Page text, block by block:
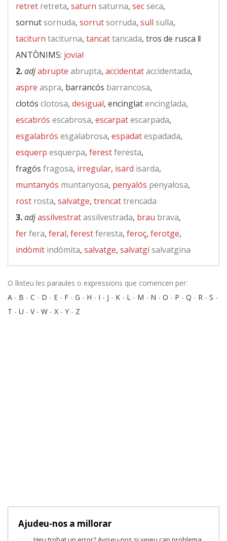
retret retreta, saturn saturna, secseca,
sornutsornuda, sorrutsorruda, sull sulla,
taciturn taciturna, tancattancada, tros de rusca ‖
ANTÒNIMS: jovial
2.adjabrupte abrupta, accidentataccidentada,
aspre aspra, barrancós barrancosa,
clotós clotosa, desigual, encinglatencinglada,
escabrós escabrosa, escarpatescarpada,
esgalabrós esgalabrosa, espadatespadada,
esquerp esquerpa, ferestferesta,
fragós fragosa, irregular, isard isarda,
muntanyós muntanyosa, penyalós penyalosa,
rost rosta, salvatge, trencattrencada
3.adjassilvestratassilvestrada, brau brava,
ferfera, feral, ferestferesta, feroç, ferotge,
indòmit indòmita, salvatge, salvatgísalvatgina
O llisteu les paraules o expressions que comencen per:
A - B - C - D - E - F - G - H - I - J - K - L - M - N - O - P - Q - R - S -
T - U - V- W - X - Y - Z
Ajudeu-nos a millorar